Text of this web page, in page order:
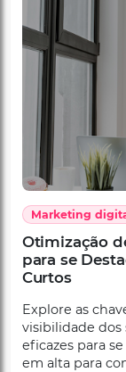
Marketing digital
Otimização
para se
Curtos
Explore as
eficazes para
em alta para
Por Equipe